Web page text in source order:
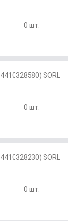
0 шт.
SORL
0 шт.
SORL
0 шт.